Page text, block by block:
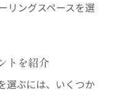
リングスペースを選
トを紹介
選ぶには、いくつか